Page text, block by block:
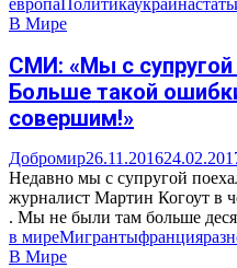
европаПолитикаукраина
В Мире
СМИ: «Мы с
Больше такой
совершим!»
Добромир26.11.2016
Недавно мы с супругой
журналист Мартин Когоут в
. Мы не были там больше
в миреМигрантыфранция
В Мире